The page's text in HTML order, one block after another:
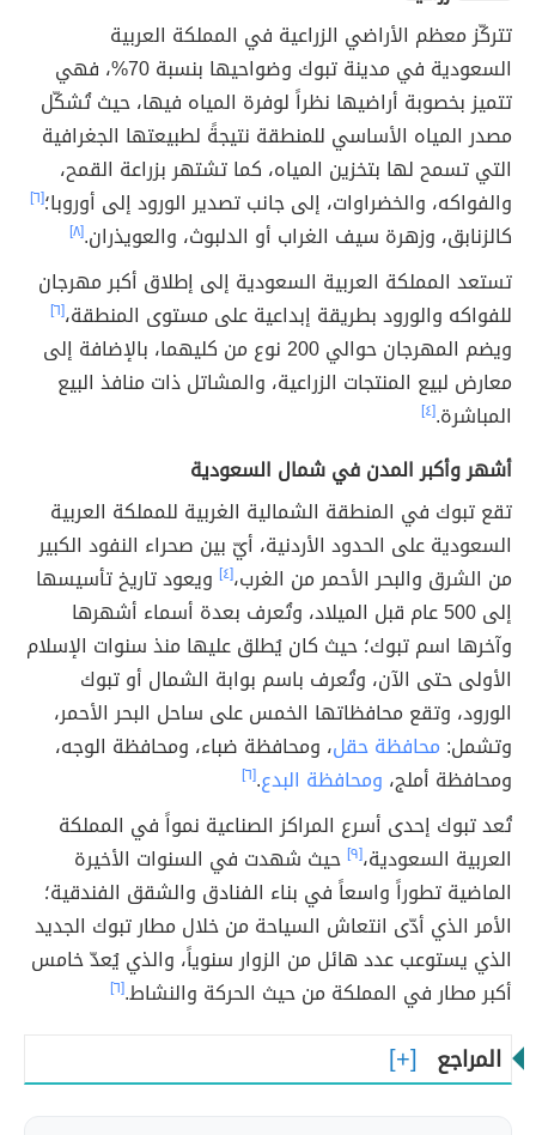
تتركّز معظم الأراضي الزراعية في المملكة العربية
السعودية في مدينة تبوك وضواحيها بنسبة 70%، فهي
تتميز بخصوبة أراضيها نظراً لوفرة المياه فيها، حيث تُشكّل
مصدر المياه الأساسي للمنطقة نتيجةً لطبيعتها الجغرافية
التي تسمح لها بتخزين المياه، كما تشتهر بزراعة القمح،
والفواكه، والخضراوات، إلى جانب تصدير الورود إلى أوروبا؛[٦]
كالزنابق، وزهرة سيف الغراب أو الدلبوث، والعويذران.[٨]
تستعد المملكة العربية السعودية إلى إطلاق أكبر مهرجان
للفواكه والورود بطريقة إبداعية على مستوى المنطقة،[٦]
ويضم المهرجان حوالي 200 نوع من كليهما، بالإضافة إلى
معارض لبيع المنتجات الزراعية، والمشاتل ذات منافذ البيع
المباشرة.[٤]
أشهر وأكبر المدن في شمال السعودية
تقع تبوك في المنطقة الشمالية الغربية للمملكة العربية
السعودية على الحدود الأردنية، أيّ بين صحراء النفود الكبير
من الشرق والبحر الأحمر من الغرب،[٤]
ويعود تاريخ تأسيسها
إلى 500 عام قبل الميلاد، وتُعرف بعدة أسماء أشهرها
وآخرها اسم تبوك؛ حيث كان يُطلق عليها منذ سنوات الإسلام
الأولى حتى الآن، وتُعرف باسم بوابة الشمال أو تبوك
الورود، وتقع محافظاتها الخمس على ساحل البحر الأحمر،
وتشمل: محافظة حقل، ومحافظة ضباء، ومحافظة الوجه،
ومحافظة أملج، ومحافظة البدع.[٦]
تُعد تبوك إحدى أسرع المراكز الصناعية نمواً في المملكة
العربية السعودية،[٩]
حيث شهدت في السنوات الأخيرة
الماضية تطوراً واسعاً في بناء الفنادق والشقق الفندقية؛
الأمر الذي أدّى انتعاش السياحة من خلال مطار تبوك الجديد
الذي يستوعب عدد هائل من الزوار سنوياً، والذي يُعدّ خامس
أكبر مطار في المملكة من حيث الحركة والنشاط.[٦]
المراجع